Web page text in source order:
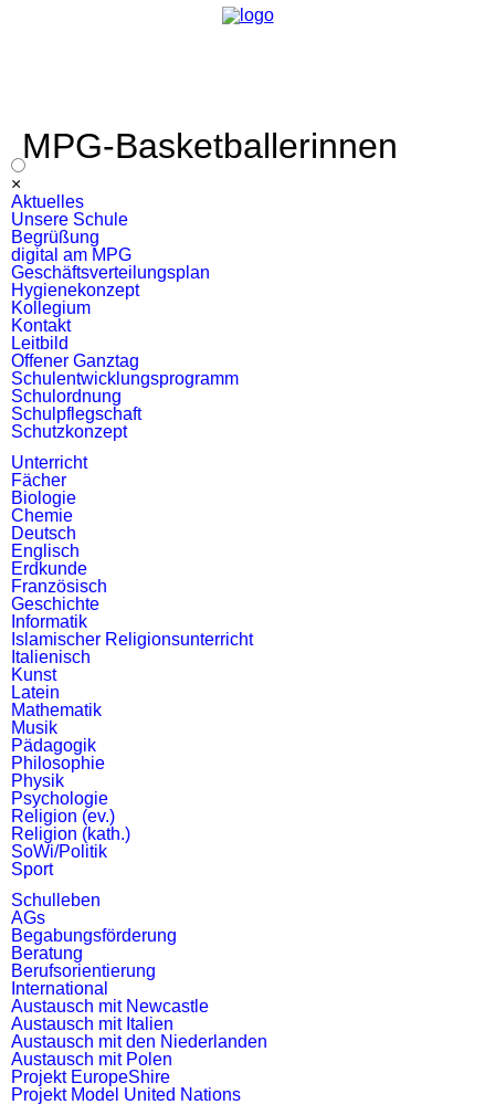
MPG-Basketballerinnen
sichern sich
Endrundenticket
×
überspringen
Aktuelles
Unsere Schule
Begrüßung
digital am MPG
Geschäftsverteilungsplan
Hygienekonzept
Kollegium
Kontakt
Leitbild
Offener Ganztag
Schulentwicklungsprogramm
Schulordnung
Schulpflegschaft
Schutzkonzept
Unterricht
Fächer
Biologie
Chemie
Deutsch
Englisch
Erdkunde
Französisch
Geschichte
Informatik
Islamischer Religionsunterricht
Italienisch
Kunst
Latein
Mathematik
Musik
Pädagogik
Philosophie
Physik
Psychologie
Religion (ev.)
Religion (kath.)
SoWi/Politik
Sport
Schulleben
AGs
Begabungsförderung
Beratung
Berufsorientierung
International
Austausch mit Newcastle
Austausch mit Italien
Austausch mit den Niederlanden
Austausch mit Polen
Projekt EuropeShire
Projekt Model United Nations